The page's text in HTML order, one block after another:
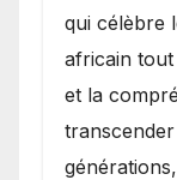
qui célèbre
africain tout
et la